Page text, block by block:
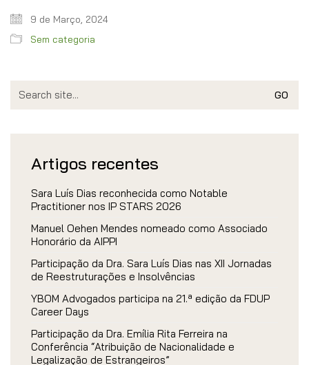
9 de Março, 2024
Sem categoria
for:
Artigos recentes
Sara Luís Dias reconhecida como Notable
Practitioner nos IP STARS 2026
Manuel Oehen Mendes nomeado como Associado
Honorário da AIPPI
Participação da Dra. Sara Luís Dias nas XII Jornadas
de Reestruturações e Insolvências
YBOM Advogados participa na 21.ª edição da FDUP
Career Days
Participação da Dra. Emília Rita Ferreira na
Conferência “Atribuição de Nacionalidade e
Legalização de Estrangeiros”